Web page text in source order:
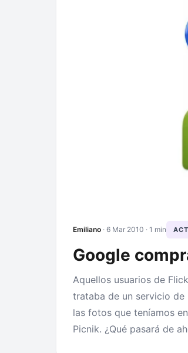
Emiliano · 6 Mar 2010 · 1 min
Google
Aquellos usuarios de
trataba de un servicio de
las fotos que teníamos
Picnik. ¿Qué pasará de